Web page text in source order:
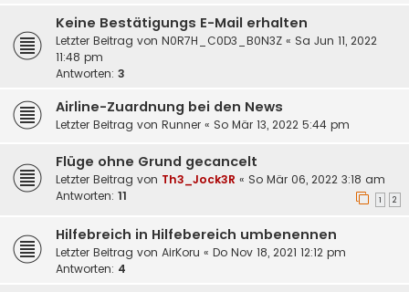
Keine Bestätigungs E-Mail erhalten
Letzter Beitrag von N0R7H_C0D3_B0N3Z « Sa Jun 11, 2022
11:48 pm
Antworten: 3
Airline-Zuardnung bei den News
Letzter Beitrag von Runner « So Mär 13, 2022 5:44 pm
Flüge ohne Grund gecancelt
Letzter Beitrag von Th3_Jock3R « So Mär 06, 2022 3:18 am
Antworten: 11 1 2
Hilfebreich in Hilfebereich umbenennen
Letzter Beitrag von AirKoru « Do Nov 18, 2021 12:12 pm
Antworten: 4